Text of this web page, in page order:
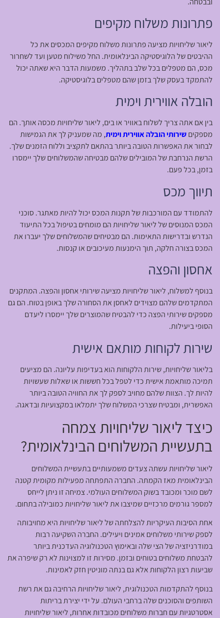
פתרונות משלוח מקיפים
ליאור שליחויות מציעה פתרונות משלוח מקיפים המכסים את כל
ההיבטים של הלוגיסטיקה הבינלאומית. החל משילוח מטען ועד לשחרור
מכס, הם מטפלים בכל שלב בתהליך. משמעות הדבר היא שאתה יכול
להתמקד בעסק שלך בזמן שהם מטפלים בלוגיסטיקה.
הובלה אווירית וימית
בין אם אתה צריך לשלוח באוויר או בים, ליאור שליחויות מכסה אותך. הם
מספקיםשירותי הובלה אווירית וימית, מה שמעניק לך את הגמישות
לבחור את האפשרות הטובה ביותר בהתאם לתקציב וללוח הזמנים שלך.
הרשת הנרחבת של המובילים שלהם מבטיחה שהמשלוחים שלך יימסרו
בזמן, בכל פעם.
תיווך מכס
להתמודד עם המורכבות של תקנות המכס יכול להיות מאתגר. סוכני
המכס המנוסים של ליאור שליחויות הם מומחים בטיפול בכל התיעוד
הנדרש ובדרישות התאימות. הם מבטיחים שהמשלוחים שלך יעברו את
המכס בצורה חלקה, תוך הימנעות מעיכובים או קנסות.
אחסון והפצה
בנוסף למשלוח, ליאור שליחויות מציעה שירותי אחסון והפצה. המתקנים
המתקדמים שלהם מצוידים לאחסן את הסחורה שלך באופן בטוח. הם גם
מספקים שירותי הפצה כדי להבטיח שהמוצרים שלך יימסרו ליעדם
הסופי ביעילות.
שירות לקוחות מותאם אישית
בליאור שליחויות, שירות הלקוחות הוא בעדיפות עליונה. הם מציעים
תמיכה מותאמת אישית כדי לטפל בכל חששות או שאלות שעשויות
להיות לך. הצוות שלהם מחויב לספק לך את החוויה הטובה ביותר
האפשרית, ומבטיח שצרכי המשלוח שלך יתמלאו במקצועיות ובדאגה.
כיצד ליאור שליחויות צמחה
בתעשיית המשלוחים הבינלאומית?
ליאור שליחויות עשתה צעדים משמעותיים בתעשיית המשלוחים
הבינלאומית מאז הקמתה. החברה התפתחה מפעילות מקומית קטנה
לשם מוכר ומכובד בשוק המשלוחים העולמי. צמיחה זו ניתן לייחס
למספר גורמים מרכזיים שמיצבו את ליאור שליחויות כמובילה בתחום.
אחת הסיבות העיקריות להצלחתה של ליאור שליחויות היא מחויבותה
לספק שירותי משלוחים אמינים ויעילים. החברה השקיעה רבות
במודרניזציה של הצי שלה ובאימוץ הטכנולוגיה העדכנית ביותר
להבטחת משלוחים בטוחים ובזמן. מסירות זו למצוינות לא רק שיפרה את
שביעות רצון הלקוחות אלא גם בנתה מוניטין חזק לאמינות.
בנוסף להתקדמות הטכנולוגית, ליאור שליחויות הרחיבה גם את רשת
השותפים והסוכנים שלה ברחבי העולם. על ידי יצירת בריתות
אסטרטגיות עם חברות משלוחים מכובדות אחרות, ליאור שליחויות